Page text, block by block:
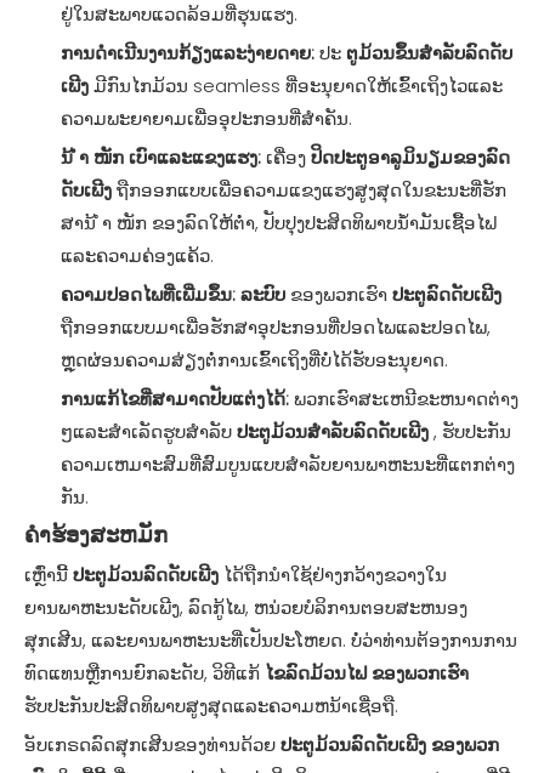
ຢູ່ໃນສະພາບແວດລ້ອມທີ່ຮຸນແຮງ.
ການດໍາເນີນງານກ້ຽງແລະງ່າຍດາຍ:ປະ ຕູມ້ວນຂຶ້ນສໍາລັບລົດດັບ
ເພີງມີກົນໄກມ້ວນ seamless ທີ່ອະນຸຍາດໃຫ້ເຂົ້າເຖິງໄວແລະ
ຄວາມພະຍາຍາມເພື່ອອຸປະກອນທີ່ສໍາຄັນ.
ນ້ ຳ ໜັກ ເບົາແລະແຂງແຮງ: ເຄື່ອງປິດປະຕູອາລູມິນຽມຂອງລົດ
ດັບເພີງຖືກອອກແບບເພື່ອຄວາມແຂງແຮງສູງສຸດໃນຂະນະທີ່ຮັກ
ສານ້ ຳ ໜັກ ຂອງລົດໃຫ້ຕໍ່າ, ປັບປຸງປະສິດທິພາບນໍ້າມັນເຊື້ອໄຟ
ແລະຄວາມຄ່ອງແຄ້ວ.
ຄວາມປອດໄພທີ່ເພີ່ມຂຶ້ນ: ລະບົບ ຂອງພວກເຮົາ ປະຕູລົດດັບເພີງ
ຖືກອອກແບບມາເພື່ອຮັກສາອຸປະກອນທີ່ປອດໄພແລະປອດໄພ,
ຫຼຸດຜ່ອນຄວາມສ່ຽງຕໍ່ການເຂົ້າເຖິງທີ່ບໍ່ໄດ້ຮັບອະນຸຍາດ.
ການແກ້ໄຂທີ່ສາມາດປັບແຕ່ງໄດ້:ພວກເຮົາສະເຫນີຂະຫນາດຕ່າງ
ໆແລະສໍາເລັດຮູບສໍາລັບປະຕູມ້ວນສໍາລັບລົດດັບເພີງ, ຮັບປະກັນ
ຄວາມເຫມາະສົມທີ່ສົມບູນແບບສໍາລັບຍານພາຫະນະທີ່ແຕກຕ່າງ
ກັນ.
ຄໍາຮ້ອງສະຫມັກ
ເຫຼົ່ານີ້ປະຕູມ້ວນລົດດັບເພີງ ໄດ້ຖືກນໍາໃຊ້ຢ່າງກວ້າງຂວາງໃນ
ຍານພາຫະນະດັບເພີງ, ລົດກູ້ໄພ, ຫນ່ວຍບໍລິການຕອບສະຫນອງ
ສຸກເສີນ, ແລະຍານພາຫະນະທີ່ເປັນປະໂຫຍດ. ບໍ່ວ່າທ່ານຕ້ອງການການ
ທົດແທນຫຼືການຍົກລະດັບ, ວິທີແກ້ ໄຂລົດມ້ວນໄຟ ຂອງພວກເຮົາ
ຮັບປະກັນປະສິດທິພາບສູງສຸດແລະຄວາມຫນ້າເຊື່ອຖື.
ອັບເກຣດລົດສຸກເສີນຂອງທ່ານດ້ວຍປະຕູມ້ວນລົດດັບເພີງ ຂອງພວກ